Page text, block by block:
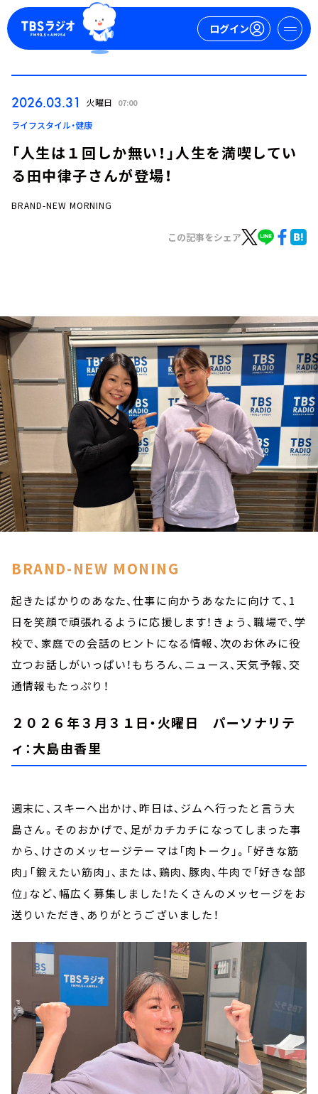
ログイン
ログイン
お知らせ
イベント・グッズ
YouTube
会社情報
2026.03.31 火曜日 07:00
ライフスタイル・健康
「人生は１回しか無い！」人生を満喫してい
る田中律子さんが登場！
BRAND-NEW MORNING
この記事をシェア
BRAND-NEW MONING
起きたばかりのあなた、仕事に向かうあなたに向けて、1
日を笑顔で頑張れるように応援します！きょう、職場で、学
校で、家庭での会話のヒントになる情報、次のお休みに役
立つお話しがいっぱい！もちろん、ニュース、天気予報、交
通情報もたっぷり！
２０２６年３月３１日・火曜日 パーソナリテ
ィ：大島由香里
週末に、スキーへ出かけ、昨日は、ジムへ行ったと言う大
島さん。そのおかげで、足がカチカチになってしまった事
から、けさのメッセージテーマは「肉トーク」。「好きな筋
肉」「鍛えたい筋肉」、または、鶏肉、豚肉、牛肉で「好きな部
位」など、幅広く募集しました！たくさんのメッセージをお
送りいただき、ありがとうございました！